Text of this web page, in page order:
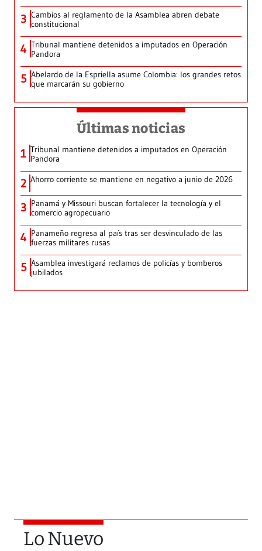
3 Cambios al reglamento de la Asamblea abren debate
constitucional
4 Tribunal mantiene detenidos a imputados en Operación
Pandora
5 Abelardo de la Espriella asume Colombia: los grandes retos
que marcarán su gobierno
Últimas noticias
1 Tribunal mantiene detenidos a imputados en Operación
Pandora
2 Ahorro corriente se mantiene en negativo a junio de 2026
3 Panamá y Missouri buscan fortalecer la tecnología y el
comercio agropecuario
4 Panameño regresa al país tras ser desvinculado de las
fuerzas militares rusas
5 Asamblea investigará reclamos de policías y bomberos
jubilados
Lo Nuevo